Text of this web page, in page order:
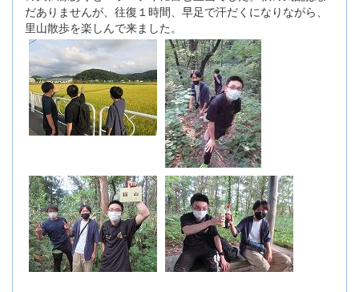
だありませんが、往復１時間、早足で汗だくになりながら、
里山散歩を楽しんで来ました。